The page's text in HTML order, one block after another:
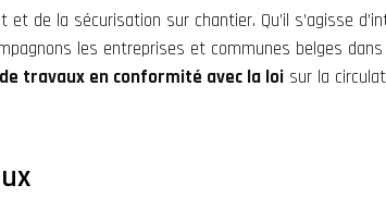
et de la sécurisation sur chantier. Qu’il s’agisse
les entreprises et communes belges
travaux en conformité avec la loi sur la